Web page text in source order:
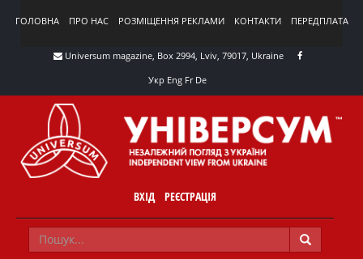
ГОЛОВНА ПРО НАС РОЗМІЩЕННЯ РЕКЛАМИ КОНТАКТИ ПЕРЕДПЛАТА
Universum magazine, Box 2994, Lviv, 79017, Ukraine
Укр Eng FrDe
ВХІД РЕЄСТРАЦІЯ